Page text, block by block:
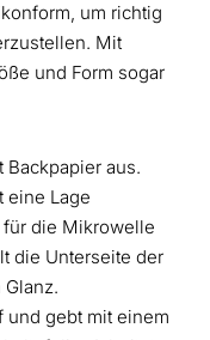
um richtig
Mit
und Form sogar
Backpapier aus.
eine Lage
die Mikrowelle
die Unterseite der
und gebt mit einem